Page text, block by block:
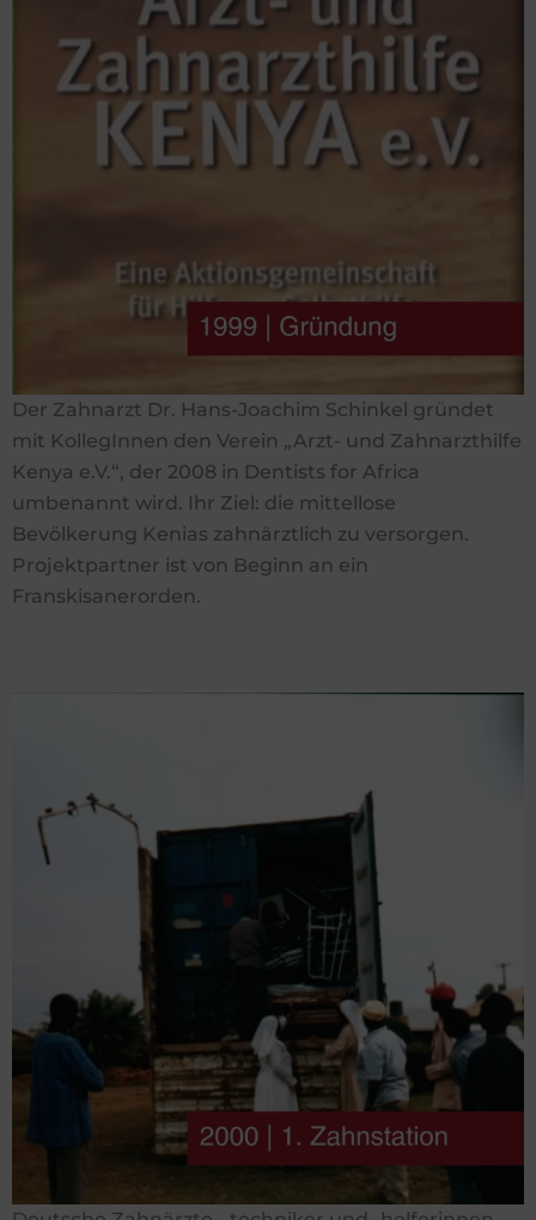
Der Zahnarzt Dr. Hans-Joachim Schinkel gründet
mit KollegInnen den Verein „Arzt- und Zahnarzthilfe
Kenya e.V.“, der 2008 in Dentists for Africa
umbenannt wird. Ihr Ziel: die mittellose
Bevölkerung Kenias zahnärztlich zu versorgen.
Projektpartner ist von Beginn an ein
Franskisanerorden.